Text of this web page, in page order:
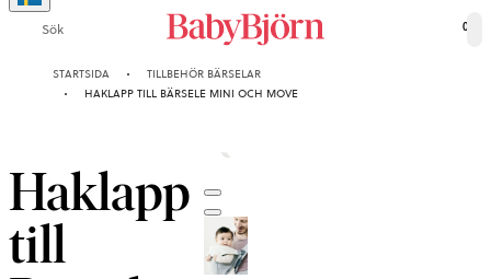
Sök 0
STARTSIDA
TILLBEHÖR BÄRSELAR
HAKLAPP TILL BÄRSELE MINI OCH MOVE
Haklapp
till